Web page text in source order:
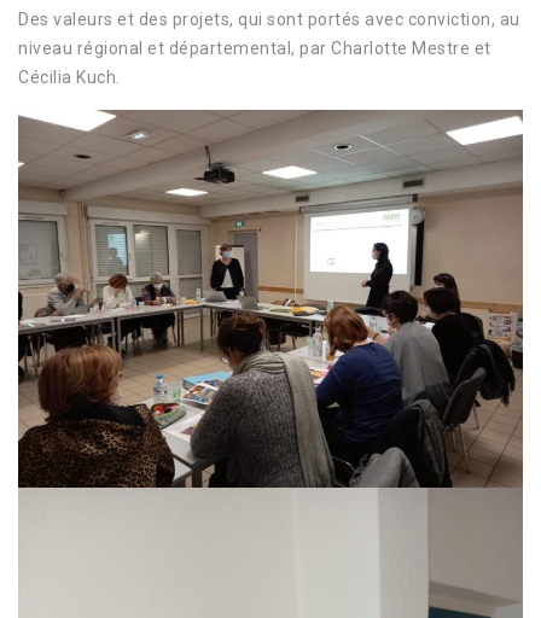
Des valeurs et des projets, qui sont portés avec conviction, au
niveau régional et départemental, par Charlotte Mestre et
Cécilia Kuch.